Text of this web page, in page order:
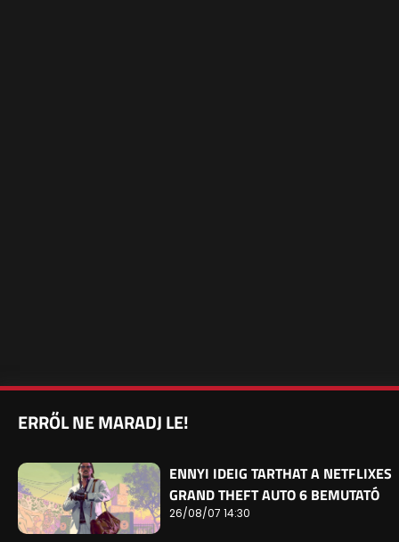
ERRŐL NE MARADJ LE!
ENNYI IDEIG TARTHAT A NETFLIXES
GRAND THEFT AUTO 6 BEMUTATÓ
26/08/07 14:30